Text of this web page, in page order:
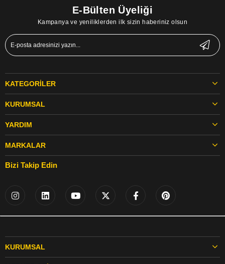
E-Bülten Üyeliği
Kampanya ve yeniliklerden ilk sizin haberiniz olsun
KATEGORILER
KURUMSAL
YARDIM
MARKALAR
Bizi Takip Edin
KURUMSAL